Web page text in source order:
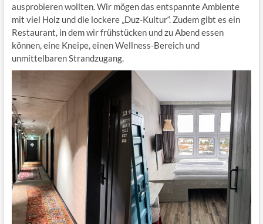
ausprobieren wollten. Wir mögen das entspannte Ambiente
mit viel Holz und die lockere „Duz-Kultur“. Zudem gibt es ein
Restaurant, in dem wir frühstücken und zu Abend essen
können, eine Kneipe, einen Wellness-Bereich und
unmittelbaren Strandzugang.